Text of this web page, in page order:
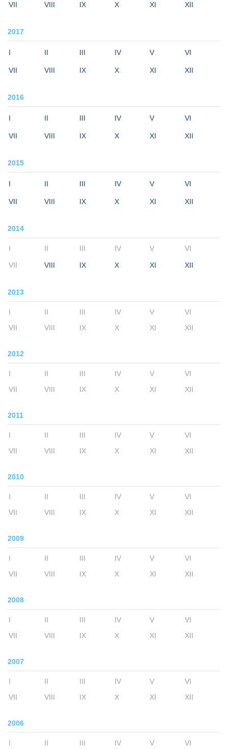
VII VIII IX X XI XII
2017
I II III IV V VI
VII VIII IX X XI XII
2016
I II III IV V VI
VII VIII IX X XI XII
2015
I II III IV V VI
VII VIII IX X XI XII
2014
I II III IV V VI
VII VIII IX X XI XII
2013
I II III IV V
VI
VII
VIII IX X XI XII
2012
I II III IV V
VI
VII
VIII IX X XI XII
2011
I II III IV V
VI
VII
VIII IX X XI XII
2010
I II III IV V
VI
VII
VIII IX X XI XII
2009
I II III IV V
VI
VII
VIII IX X XI XII
2008
I II III IV V
VI
VII
VIII IX X XI XII
2007
I II III IV V
VI
VII
VIII IX X XI XII
2006
I II III IV V
VI